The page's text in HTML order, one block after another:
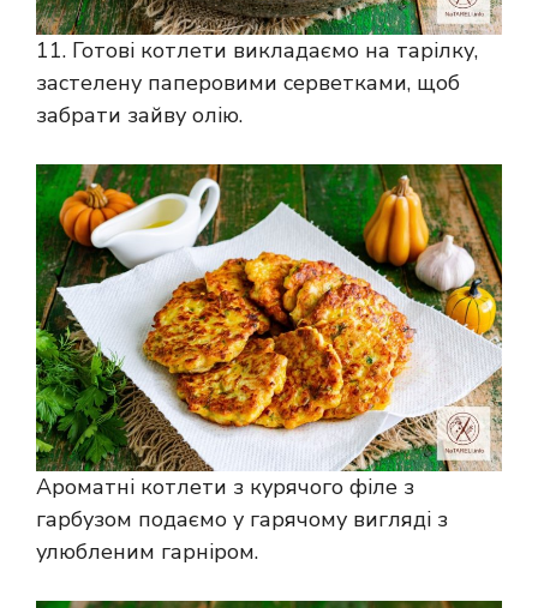
11. Готові котлети викладаємо на тарілку,
застелену паперовими серветками, щоб
забрати зайву олію.
Ароматні котлети з курячого філе з
гарбузом подаємо у гарячому вигляді з
улюбленим гарніром.